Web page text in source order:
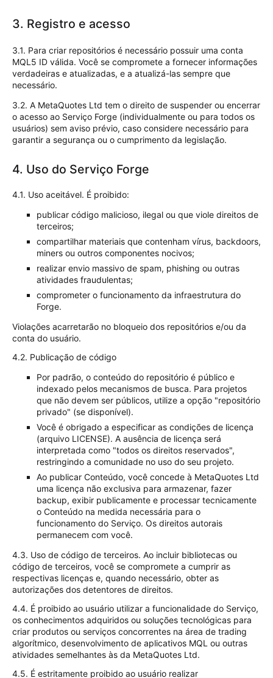
3. Registro e acesso
3.1. Para criar repositórios é necessário possuir uma conta
MQL5 ID válida. Você se compromete a fornecer informações
verdadeiras e atualizadas, e a atualizá-las sempre que
necessário.
3.2. A MetaQuotes Ltd tem o direito de suspender ou encerrar
o acesso ao Serviço Forge (individualmente ou para todos os
usuários) sem aviso prévio, caso considere necessário para
garantir a segurança ou o cumprimento da legislação.
4. Uso do Serviço Forge
4.1. Uso aceitável. É proibido:
publicar código malicioso, ilegal ou que viole direitos de
terceiros;
compartilhar materiais que contenham vírus, backdoors,
miners ou outros componentes nocivos;
realizar envio massivo de spam, phishing ou outras
atividades fraudulentas;
comprometer o funcionamento da infraestrutura do
Forge.
Violações acarretarão no bloqueio dos repositórios e/ou da
conta do usuário.
4.2. Publicação de código
Por padrão, o conteúdo do repositório é público e
indexado pelos mecanismos de busca. Para projetos
que não devem ser públicos, utilize a opção "repositório
privado" (se disponível).
Você é obrigado a especificar as condições de licença
(arquivo LICENSE). A ausência de licença será
interpretada como "todos os direitos reservados",
restringindo a comunidade no uso do seu projeto.
Ao publicar Conteúdo, você concede à MetaQuotes Ltd
uma licença não exclusiva para armazenar, fazer
backup, exibir publicamente e processar tecnicamente
o Conteúdo na medida necessária para o
funcionamento do Serviço. Os direitos autorais
permanecem com você.
4.3. Uso de código de terceiros. Ao incluir bibliotecas ou
código de terceiros, você se compromete a cumprir as
respectivas licenças e, quando necessário, obter as
autorizações dos detentores de direitos.
4.4. É proibido ao usuário utilizar a funcionalidade do Serviço,
os conhecimentos adquiridos ou soluções tecnológicas para
criar produtos ou serviços concorrentes na área de trading
algorítmico, desenvolvimento de aplicativos MQL ou outras
atividades semelhantes às da MetaQuotes Ltd.
4.5. É estritamente proibido ao usuário realizar